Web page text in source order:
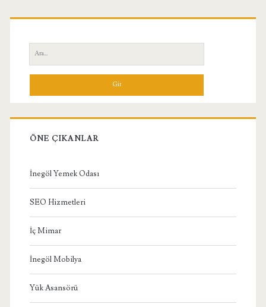
Birincil
Yan
Menü
Ara:
ÖNE ÇIKANLAR
İnegöl Yemek Odası
SEO Hizmetleri
İç Mimar
İnegöl Mobilya
Yük Asansörü